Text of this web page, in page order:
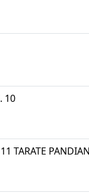
10
TARATE PANDIAN